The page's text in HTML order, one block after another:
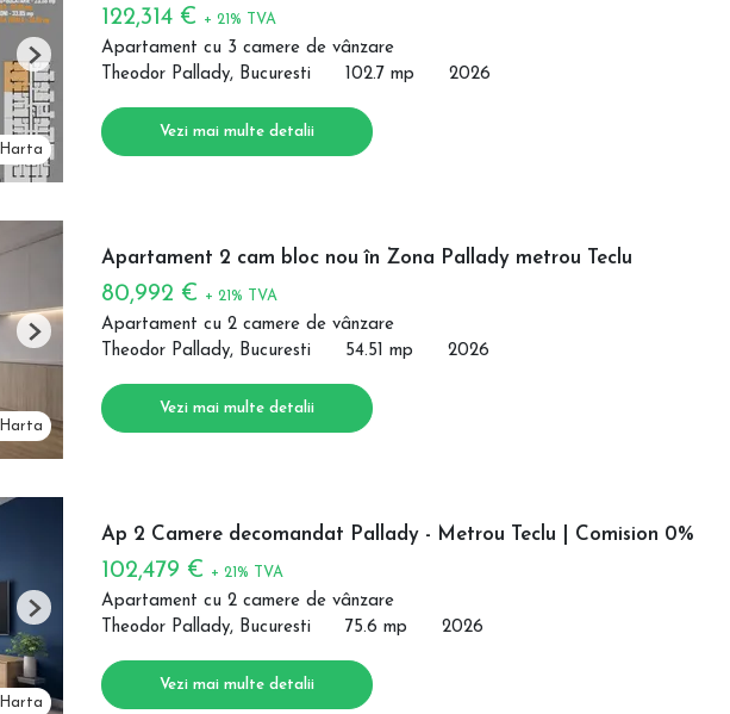
Harta
Next
122,314 € + 21% TVA
Apartament cu 3 camere de vânzare
Theodor Pallady, Bucuresti
102.7 mp 2026
Vezi mai multe detalii
Harta
Next
Apartament 2 cam bloc nou în Zona Pallady metrou Teclu
80,992 € + 21% TVA
Apartament cu 2 camere de vânzare
Theodor Pallady, Bucuresti
54.51 mp 2026
Vezi mai multe detalii
Harta
Next
Ap 2 Camere decomandat Pallady - Metrou Teclu | Comision 0%
102,479 € + 21% TVA
Apartament cu 2 camere de vânzare
Theodor Pallady, Bucuresti
75.6 mp 2026
Vezi mai multe detalii